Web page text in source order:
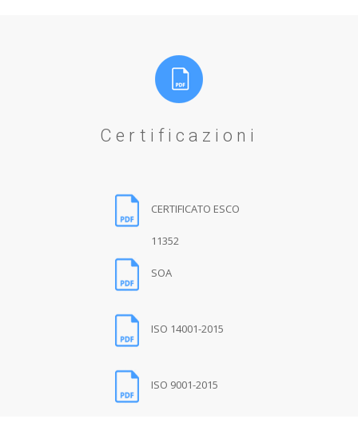
Certificazioni
CERTIFICATO ESCO
11352
SOA
ISO 14001-2015
ISO 9001-2015